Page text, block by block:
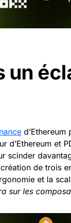
un
d’Ethereum et
scinder
de trois
et la
sur les